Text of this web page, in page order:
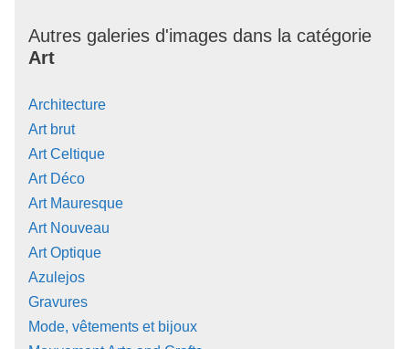
Autres galeries d'images dans la catégorie
Art
Architecture
Art brut
Art Celtique
Art Déco
Art Mauresque
Art Nouveau
Art Optique
Azulejos
Gravures
Mode, vêtements et bijoux